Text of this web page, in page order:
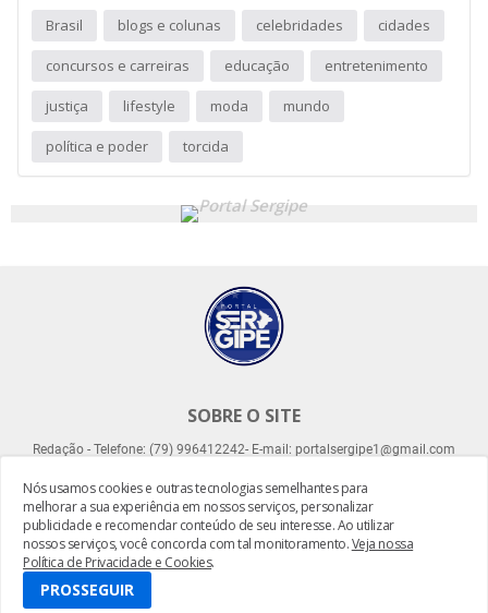
Brasil blogs e colunas celebridades cidades
concursos e carreiras educação entretenimento
justiça lifestyle moda mundo
política e poder torcida
SOBRE O SITE
Redação - Telefone: (79) 996412242- E-mail: portalsergipe1@gmail.com
Desenvolvido por -
Home
Nós usamos cookies e outras tecnologias semelhantes para
melhorar a sua experiência em nossos serviços, personalizar
publicidade e recomendar conteúdo de seu interesse. Ao utilizar
nossos serviços, você concorda com tal monitoramento.Veja nossa
Política de Privacidade e Cookies.
PROSSEGUIR